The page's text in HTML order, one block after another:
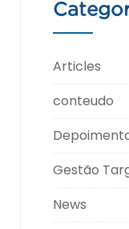
Articles
conteudo
Gestão
News